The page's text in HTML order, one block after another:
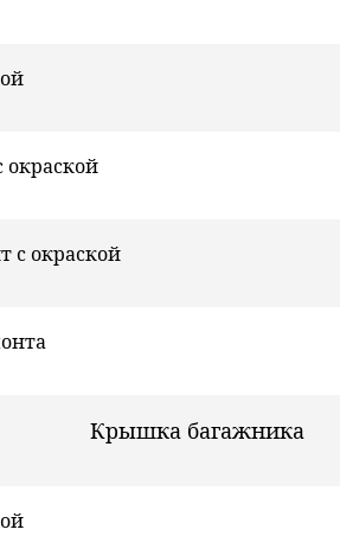
окраской
с окраской
Крышка багажника